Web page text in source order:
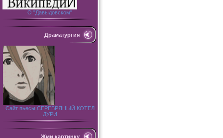
О "Давыдовском"
Драматургия
Сайт пьесы СЕРЕБРЯНЫЙ КОТЕЛ
ДУРИ
Жми картинку